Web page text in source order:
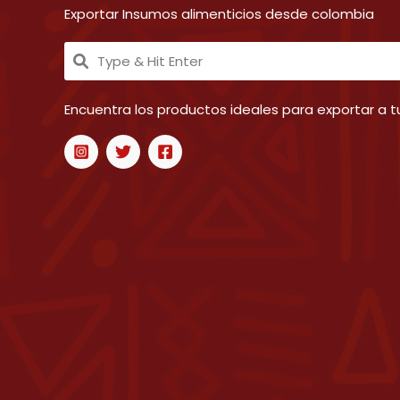
Exportar Insumos alimenticios desde colombia
Encuentra los productos ideales para exportar a